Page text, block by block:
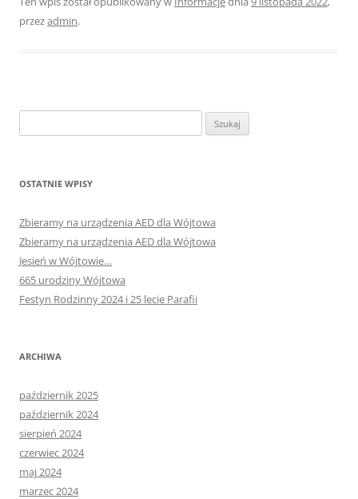
przezadmin.
OSTATNIE WPISY
Zbieramy na urządzenia AED dla Wójtowa
Zbieramy na urządzenia AED dla Wójtowa
Jesień w Wójtowie…
665 urodziny Wójtowa
Festyn Rodzinny 2024 i 25 lecie Parafii
ARCHIWA
październik 2025
październik 2024
sierpień 2024
czerwiec 2024
maj 2024
marzec 2024